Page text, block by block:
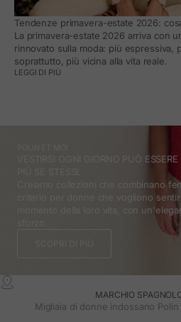
Tendenze primavera-estate 2026:
La primavera-estate 2026 arriva con
rinnovato sulla moda: più espressiva,
soprattutto, più vicina alla vita reale.
LEGGI DI PIÙ
VESTIRSI OGNI GIORNO PUÒ
Creiamo collezioni che combinano
criterio per donne che vogliono
momento della loro vita, con
MARCHIO
Migliaia di donne indossano Polin